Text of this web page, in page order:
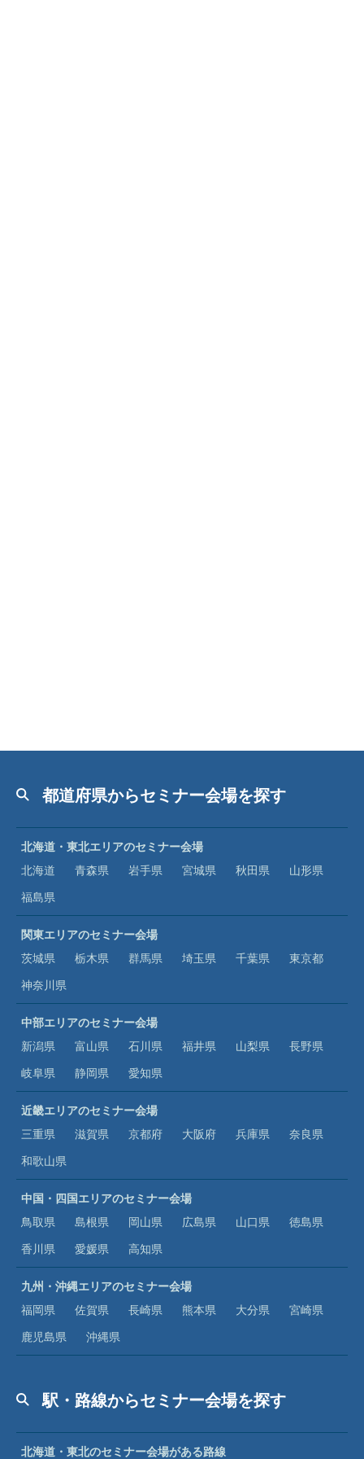
都道府県からセミナー会場を探す
北海道・東北エリアのセミナー会場
北海道
青森県 岩手県 宮城県 秋田県
山形県
福島県
関東エリアのセミナー会場
茨城県
栃木県 群馬県 埼玉県 千葉県
東京都
神奈川県
中部エリアのセミナー会場
新潟県
富山県 石川県 福井県 山梨県
長野県
岐阜県
静岡県 愛知県
近畿エリアのセミナー会場
三重県
滋賀県 京都府 大阪府 兵庫県
奈良県
和歌山県
中国・四国エリアのセミナー会場
鳥取県
島根県 岡山県 広島県 山口県
徳島県
香川県
愛媛県 高知県
九州・沖縄エリアのセミナー会場
福岡県
佐賀県 長崎県 熊本県 大分県
宮崎県
鹿児島県
沖縄県
駅・路線からセミナー会場を探す
北海道・東北のセミナー会場がある路線